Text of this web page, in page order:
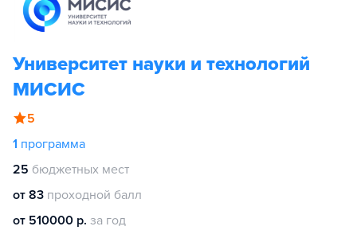
Университет науки и технологий
МИСИС
5
1 программа
25 бюджетных мест
от 83 проходной балл
от 510000 р. за год